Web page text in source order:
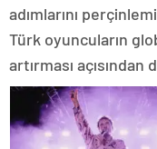
adımlarını
Türk oyuncuların
artırması açısından